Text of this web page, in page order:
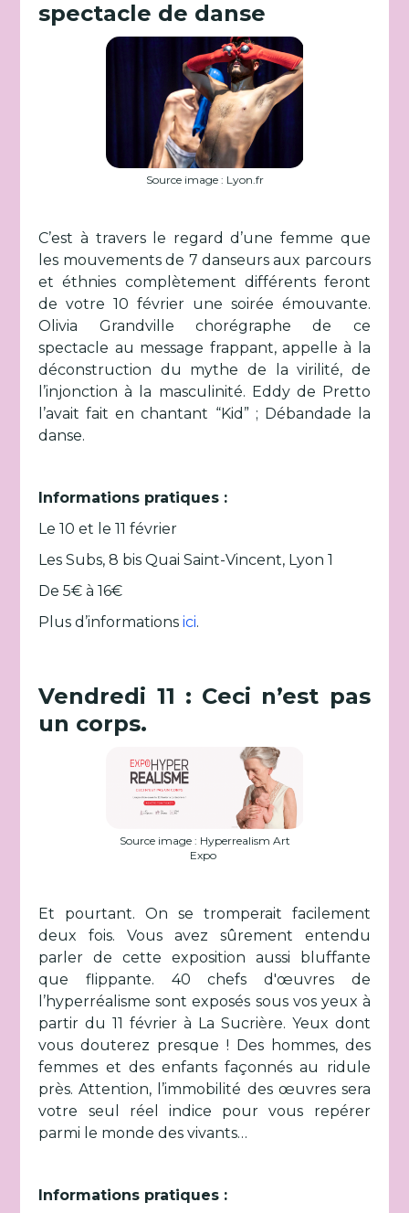
spectacle de danse
Source image : Lyon.fr
C’est à travers le regard d’une femme que
les mouvements de 7 danseurs aux parcours
et éthnies complètement différents feront
de votre 10 février une soirée émouvante.
Olivia Grandville chorégraphe de ce
spectacle au message frappant, appelle à la
déconstruction du mythe de la virilité, de
l’injonction à la masculinité. Eddy de Pretto
l’avait fait en chantant “Kid” ; Débandade la
danse.
Informations pratiques :
Le 10 et le 11 février
Les Subs, 8 bis Quai Saint-Vincent, Lyon 1
De 5€ à 16€
Plus d’informationsici.
Vendredi 11 : Ceci n’est pas
un corps.
Source image : Hyperrealism Art
Expo
Et pourtant. On se tromperait facilement
deux fois. Vous avez sûrement entendu
parler de cette exposition aussi bluffante
que flippante. 40 chefs d'œuvres de
l’hyperréalisme sont exposés sous vos yeux à
partir du 11 février à La Sucrière. Yeux dont
vous douterez presque ! Des hommes, des
femmes et des enfants façonnés au ridule
près. Attention, l’immobilité des œuvres sera
votre seul réel indice pour vous repérer
parmi le monde des vivants…
Informations pratiques :